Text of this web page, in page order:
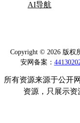
AI导航
Copyright © 2026 版权
安网备案：
所有资源来源于公开
资源，只展示资